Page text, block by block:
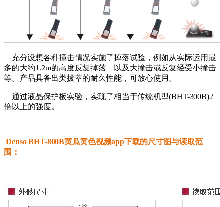
充分设想各种撞击情况实施了掉落试验，例如从实际运用最
多的大约1.2m的高度反复掉落，以及大撞击或反复经受小撞击
等。产品具备出类拔萃的耐久性能，可放心使用。
通过液晶保护板实验，实现了相当于传统机型(BHT-300B)2
倍以上的强度。
Denso BHT-800B黄瓜黄色视频app下载的尺寸图与读取范
围：